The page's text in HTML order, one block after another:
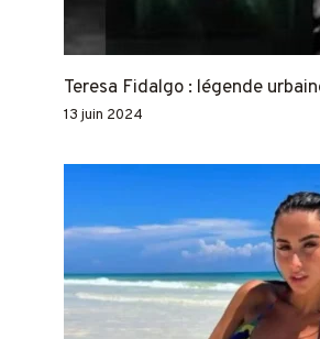
Teresa Fidalgo : légende
13 juin 2024